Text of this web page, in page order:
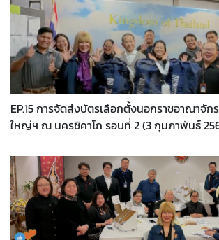
EP.15 การจัดส่งบัตรเลือกตั้งนอกราชอาณาจั
ใหญ่ฯ ณ นครชิคาโก รอบที่ 2 (3 กุมภาพัน